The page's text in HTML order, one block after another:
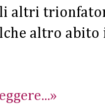
altri
altro